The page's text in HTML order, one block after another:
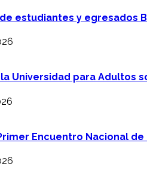
estudiantes y egresados
Universidad para Adultos
Encuentro Nacional